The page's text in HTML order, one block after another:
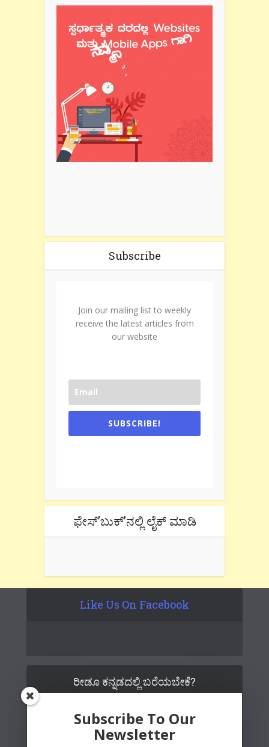
Subscribe
Join our mailing list to weekly
receive the latest articles from
our website
SUBSCRIBE!
ಫೇಸ್’ಬುಕ್’ನಲ್ಲಿ ಲೈಕ್ ಮಾಡಿ
Like Us On Facebook
ರೀಡೂ ಕನ್ನಡದಲ್ಲಿ ಬರೆಯಬೇಕೆ?
Subscribe To Our
Newsletter